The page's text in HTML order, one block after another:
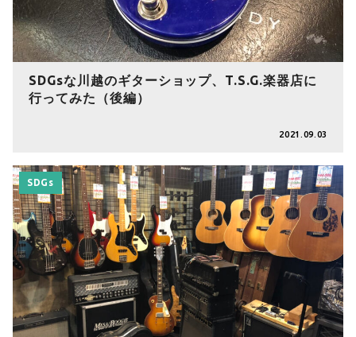
SDGsな川越のギターショップ、T.S.G.楽器店に
行ってみた（後編）
2021.09.03
SDGs